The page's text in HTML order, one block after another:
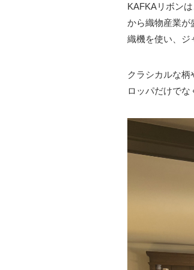
KAFKAリボン
から織物産業が
織機を使い、ジ
クラシカルな
ロッパだけでな